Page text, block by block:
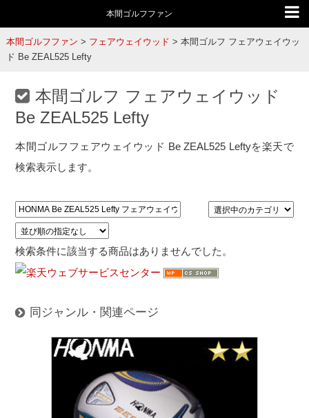
本間ゴルフファン
本間ゴルフファン > フェアウェイウッド > 本間ゴルフ フェアウェイウッ
ド Be ZEAL525 Lefty
本間ゴルフ フェアウェイウッド
Be ZEAL525 Lefty
本間ゴルフフェアウェイウッド Be ZEAL525 Leftyを楽天で
検索表示します。
検索条件に該当する商品はありませんでした。
同ジャンル・関連ページ